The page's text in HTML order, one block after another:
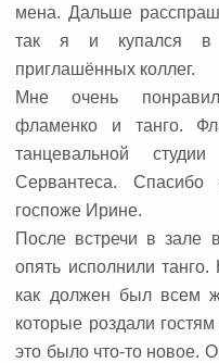
мена. Дальше
так я и купался в
приглашённых коллег.
Мне очень
фламенко и танго.
танцевальной
Сервантеса.
госпоже Ирине.
После встречи в зале
опять исполнили
как должен был всем
которые роздали
это было что-то новое.